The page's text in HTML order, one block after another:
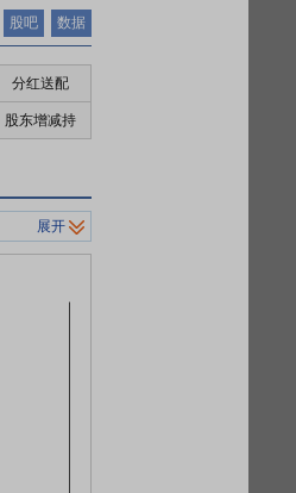
股吧 数据
分红送配
股东增减持
展开